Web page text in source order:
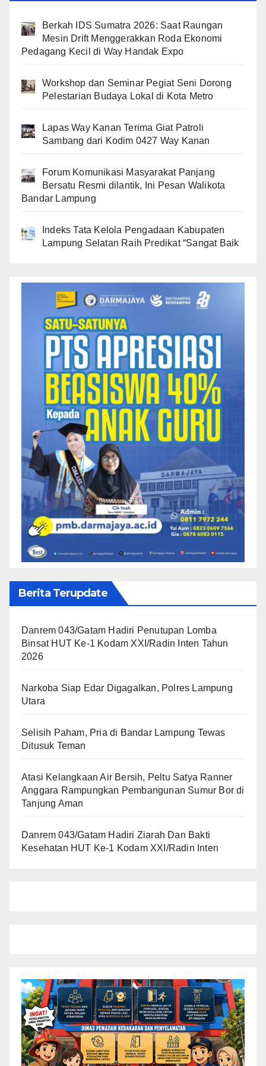
Berkah IDS Sumatra 2026: Saat Raungan
Mesin Drift Menggerakkan Roda Ekonomi
Pedagang Kecil di Way Handak Expo
Workshop dan Seminar Pegiat Seni Dorong
Pelestarian Budaya Lokal di Kota Metro
Lapas Way Kanan Terima Giat Patroli
Sambang dari Kodim 0427 Way Kanan
Forum Komunikasi Masyarakat Panjang
Bersatu Resmi dilantik, Ini Pesan Walikota
Bandar Lampung
Indeks Tata Kelola Pengadaan Kabupaten
Lampung Selatan Raih Predikat “Sangat Baik
Berita Terupdate
Danrem 043/Gatam Hadiri Penutupan Lomba
Binsat HUT Ke-1 Kodam XXI/Radin Inten Tahun
2026
Narkoba Siap Edar Digagalkan, Polres Lampung
Utara
Selisih Paham, Pria di Bandar Lampung Tewas
Ditusuk Teman
Atasi Kelangkaan Air Bersih, Peltu Satya Ranner
Anggara Rampungkan Pembangunan Sumur Bor di
Tanjung Aman
Danrem 043/Gatam Hadiri Ziarah Dan Bakti
Kesehatan HUT Ke-1 Kodam XXI/Radin Inten